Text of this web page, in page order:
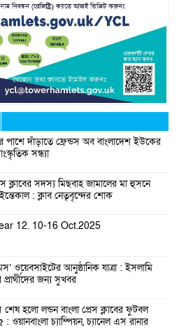
পাশে দাঁড়াতে ফ্রেন্ডস অব বাংলাদেশ ইউকের
সন্ধ্যা
ক্লাবের সদস্য মিছবাহ জামালের মা হুসনে
: ক্লাব নেতৃবৃন্দের শোক
12. 10-16 Oct.2025
ওয়েবসাইটের আনুষ্ঠানিক যাত্রা : ইসলামি
প্রার্থীদের জন্য সুখবর
শেষ হলো লন্ডন বাংলা প্রেস ক্লাবের ফুটবল
: ওয়ানবাংলা চ্যাম্পিয়ন, চ্যানেল এস রানার